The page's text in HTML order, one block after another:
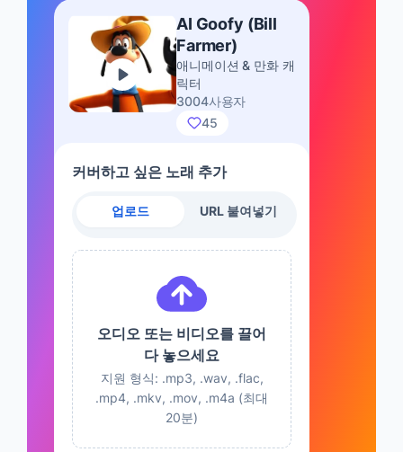
AI Goofy (Bill
Farmer)
애니메이션 & 만화 캐
릭터
3004사용자
45
커버하고 싶은 노래 추가
업로드 URL 붙여넣기
오디오 또는 비디오를 끌어
다 놓으세요
지원 형식: .mp3, .wav, .flac,
.mp4, .mkv, .mov, .m4a (최대
20분)